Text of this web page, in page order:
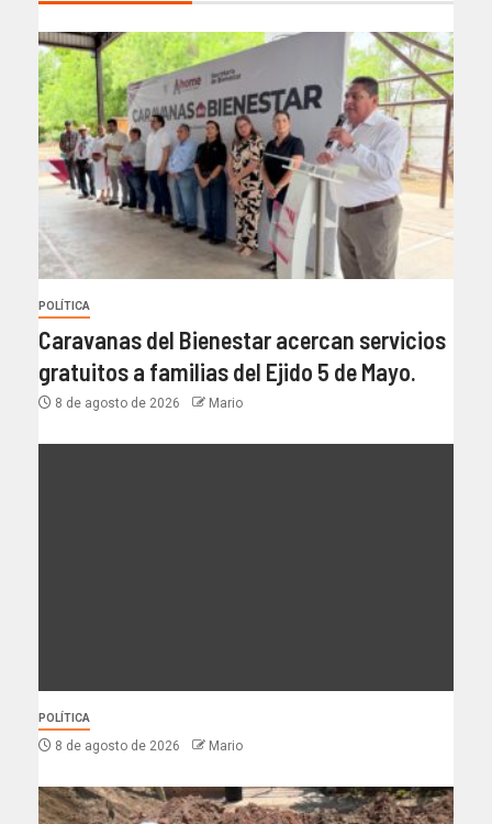
POLÍTICA
Caravanas del Bienestar acercan servicios
gratuitos a familias del Ejido 5 de Mayo.
8 de agosto de 2026 Mario
POLÍTICA
8 de agosto de 2026 Mario